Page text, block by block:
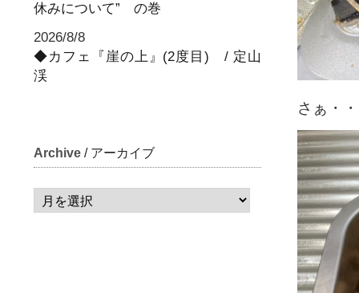
休みについて” の巻
2026/8/8
◆カフェ『崖の上』(2度目) / 定山
渓
Archive / アーカイブ
さぁ・